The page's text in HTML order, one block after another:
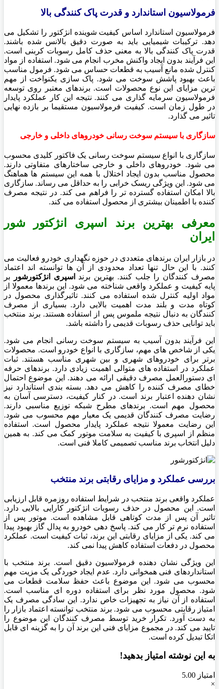
فرمولاسیون استاندارد و قدرت پاک کنندگی بالا
فرمولاسیون استاندارد اساس کیفیت شوینده انژکتور را تشکیل می
دهد. ترکیبات شیمیایی باید به صورت دقیق بالانس شده باشند.
قدرت پاک کنندگی بالا به معنی حذف کامل رسوبات کربنی است.
این فرآیند بدون ایجاد واکنش مخرب انجام می شود. استفاده از مواد
کنترل شده مانع آسیب به قطعات حساس می شود. فرمول مناسب
باعث بهبود پاشش سوخت می شود. پاک سازی یکنواخت از مهم
ترین مزایای این نوع محصولات است. برندهای معتبر روی توسعه
فرمولاسیون سرمایه گذاری می کنند. نتیجه این کار عملکرد پایدار
در طول زمان است. کیفیت فرمولاسیون مستقیما بر بازده نهایی
تاثیر می گذارد.
سازگاری با سیستم سوخت رسانی خودروهای داخلی و خارجی
سازگاری با انواع سیستم سوخت رسانی یک فاکتور کلیدی محسوب
می شود. خودروهای داخلی و خارجی ساختارهای متفاوتی دارند.
محصول مناسب بدون ایجاد اختلال با همه این سیستم ها هماهنگ
می شود. این ویژگی ریسک خرابی را به حداقل می رساند. سازگاری
بالا امکان استفاده گسترده تر را فراهم می کند. در نتیجه مصرف
کننده با اطمینان بیشتری از محصول استفاده می کند.
معرفی بهترین برند اسپری انژکتور شور
ایران
در بازار ایران برندهای متعددی در حوزه نگهداری خودرو فعالیت می
کنند. با این حال تنها تعداد محدودی از آن ها توانسته اند اعتماد
مصرف کنندگان را جلب کنند. بهترین برند
اسپری انژکتورشور
بر
پایه کیفیت و عملکرد واقعی شناخته می شود. این برندها معمولا از
مواد اولیه کنترل شده استفاده می کنند. تاثیرگذاری محصول در
کوتاه مدت و بلند مدت اهمیت بالایی دارد. بسیاری از مصرف
کنندگان به دنبال نتیجه ملموس پس از استفاده هستند. برند منتخب
باید توانایی حذف رسوبات قدیمی را داشته باشد.
این فرآیند بدون آسیب به سیستم سوخت رسانی انجام می شود.
یکی از شاخص های مهم، سازگاری با انواع خودرو است. محصولات
برتر برای خودروهای شهری و بین شهری مناسب هستند. ثبات
عملکرد در استفاده های متوالی اهمیت زیادی دارد. برندهای حرفه
ای دستورالعمل مصرف دقیقی ارائه می دهند. این موضوع احتمال
خطای مصرف کننده را کاهش می دهد. بسته بندی استاندارد نیز
نشان دهنده اعتبار برند است. در کنار کیفیت، دسترسی آسان به
محصول مهم است. برندهای مطرح شبکه توزیع مناسبی دارند.
رضایت مصرف کنندگان قدیمی یک معیار مهم محسوب می شود.
این رضایت معمولا نتیجه عملکرد پایدار محصول است. استفاده
منظم از اسپری با کیفیت به سلامت موتور کمک می کند. به همین
دلیل انتخاب برند مناسب تصمیمی کاملا فنی است.
بررسی عملکرد و مزایای رقابتی برند منتخب
عملکرد واقعی برند منتخب در شرایط استفاده روزمره قابل ارزیابی
است. این محصول در حذف رسوبات انژکتور کارایی بالایی دارد.
تاثیر آن پس از مدت کوتاهی قابل مشاهده است. موتور پس از
استفاده نرم تر کار می کند. پاسخ دهی خودرو به پدال گاز بهبود پیدا
می کند. یکی از مزایای رقابتی این برند، ثبات کیفیت است. عملکرد
محصول در دفعات استفاده کاهش پیدا نمی کند.
این ویژگی نشان دهنده فرمولاسیون دقیق است. برند منتخب با
استانداردهای فنی همخوانی دارد. عدم ایجاد خوردگی یک مزیت مهم
محسوب می شود. این موضوع باعث حفظ سلامت قطعات می
شود. محصول مورد نظر برای استفاده دوره ای مناسب است.
استفاده از آن نیاز به تجهیزات خاص ندارد. این سادگی مصرف یک
امتیاز رقابتی محسوب می شود. برند منتخب توانسته اعتماد بازار را
به دست آورد. تکرار خرید توسط مصرف کنندگان این موضوع را
تایید می کند. در مجموع مزایای فنی این برند آن را به گزینه ای قابل
اتکا تبدیل کرده است.
به این نوشته امتیاز بدهید!
امتیاز 5.00
×